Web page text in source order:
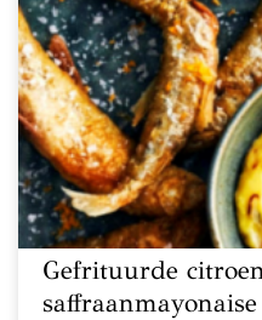
Gefrituurde
saffraanmayonaise